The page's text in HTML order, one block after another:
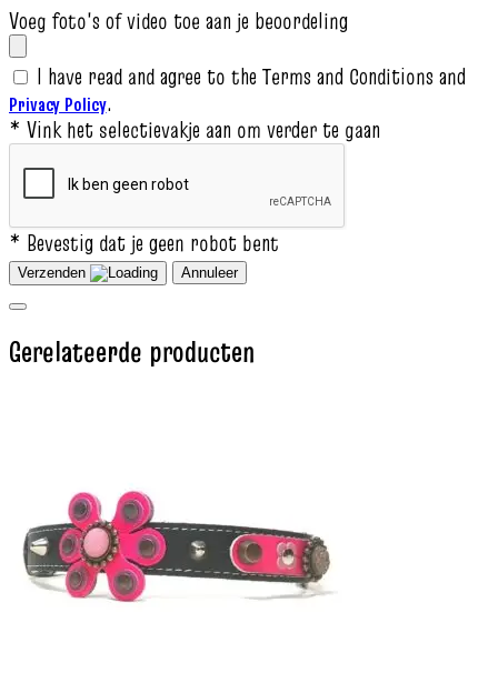
Voeg foto's of video toe aan je beoordeling
I have read and agree to the Terms and Conditions and
Privacy Policy.
* Vink het selectievakje aan om verder te gaan
* Bevestig dat je geen robot bent
Verzenden Annuleer
Gerelateerde producten